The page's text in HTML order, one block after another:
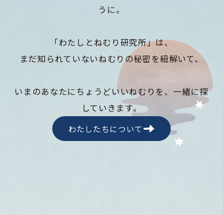
うに。
「わたしとねむり研究所」は、
まだ知られていないねむりの秘密を紐解いて、
いまのあなたにちょうどいいねむりを、一緒に探
していきます。
わたしたちについて